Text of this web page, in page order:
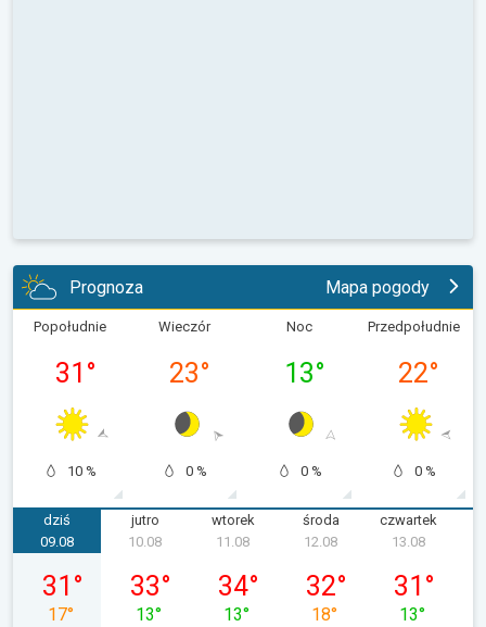
Prognoza Mapa pogody
Popołudnie
31 °
10 %
Wieczór
23°
0 %
Noc
13°
0 %
Przedpołudnie
22°
0 %
dziś
niedziela, 09.08
09.08
31 °
17°
jutro
10.08
33°
13°
wtorek
11.08
34°
13°
środa
12.08
32°
18°
czwartek
13.08
31 °
13°